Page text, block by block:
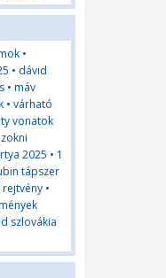
•
• dávid
• máv
• várható
vonatok
zokni
2025 • 1
tápszer
•
szlovákia